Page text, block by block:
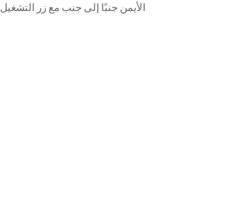
الأيمن جنبًا إلى جنب مع زر